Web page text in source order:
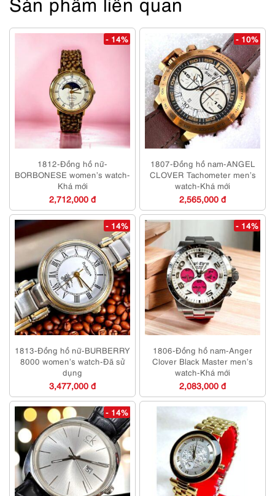
- 14%
1812-Đồng hồ nữ-
BORBONESE women’s watch-
Khá mới
2,712,000 đ
- 10%
1807-Đồng hồ nam-ANGEL
CLOVER Tachometer men’s
watch-Khá mới
2,565,000 đ
- 14%
1813-Đồng hồ nữ-BURBERRY
8000 women’s watch-Đã sử
dụng
3,477,000 đ
- 14%
1806-Đồng hồ nam-Anger
Clover Black Master men’s
watch-Khá mới
2,083,000 đ
- 14%